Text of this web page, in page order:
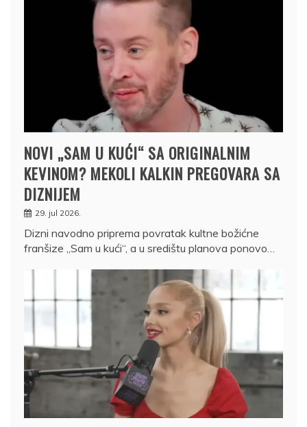
NOVI „SAM U KUĆI“ SA ORIGINALNIM
KEVINOM? MEKOLI KALKIN PREGOVARA SA
DIZNIJEM
29. jul 2026.
Dizni navodno priprema povratak kultne božićne
franšize „Sam u kući“, a u središtu planova ponovo…